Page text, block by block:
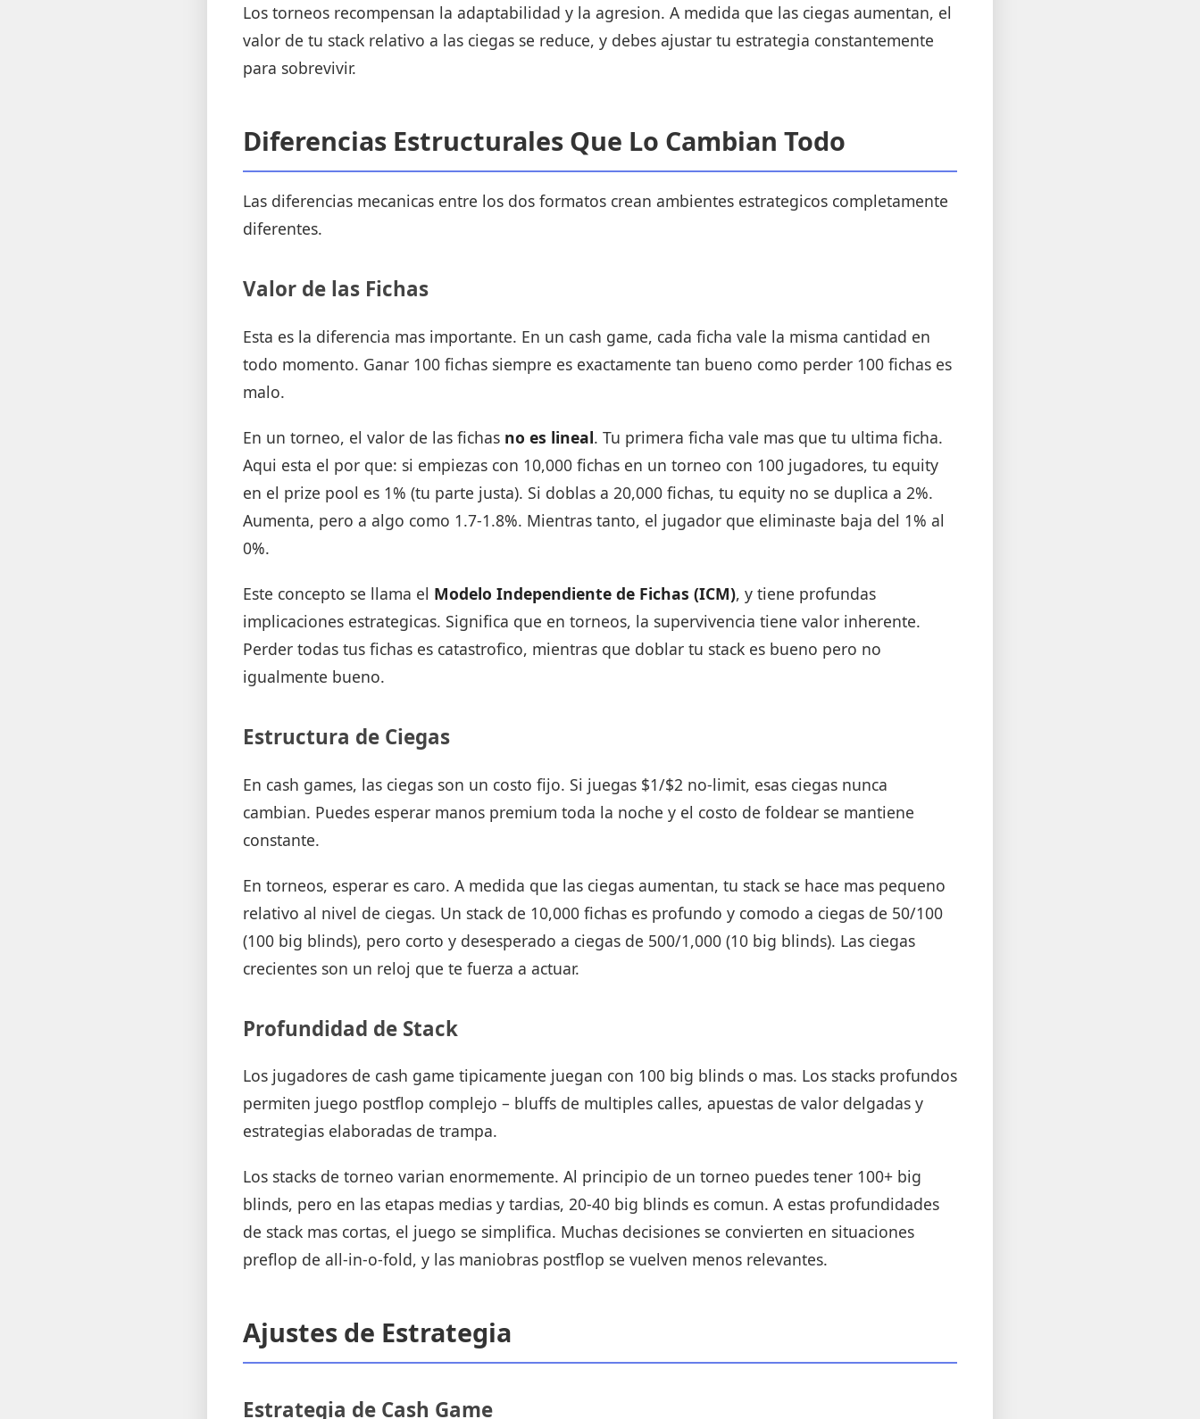
Los torneos recompensan la adaptabilidad y la agresion. A medida que las ciegas aumentan, el
valor de tu stack relativo a las ciegas se reduce, y debes ajustar tu estrategia constantemente
para sobrevivir.
Diferencias Estructurales Que Lo Cambian Todo
Las diferencias mecanicas entre los dos formatos crean ambientes estrategicos completamente
diferentes.
Valor de las Fichas
Esta es la diferencia mas importante. En un cash game, cada ficha vale la misma cantidad en
todo momento. Ganar 100 fichas siempre es exactamente tan bueno como perder 100 fichas es
malo.
En un torneo, el valor de las fichas no es lineal. Tu primera ficha vale mas que tu ultima ficha.
Aqui esta el por que: si empiezas con 10,000 fichas en un torneo con 100 jugadores, tu equity
en el prize pool es 1% (tu parte justa). Si doblas a 20,000 fichas, tu equity no se duplica a 2%.
Aumenta, pero a algo como 1.7-1.8%. Mientras tanto, el jugador que eliminaste baja del 1% al
0%.
Este concepto se llama el Modelo Independiente de Fichas (ICM), y tiene profundas
implicaciones estrategicas. Significa que en torneos, la supervivencia tiene valor inherente.
Perder todas tus fichas es catastrofico, mientras que doblar tu stack es bueno pero no
igualmente bueno.
Estructura de Ciegas
En cash games, las ciegas son un costo fijo. Si juegas $1/$2 no-limit, esas ciegas nunca
cambian. Puedes esperar manos premium toda la noche y el costo de foldear se mantiene
constante.
En torneos, esperar es caro. A medida que las ciegas aumentan, tu stack se hace mas pequeno
relativo al nivel de ciegas. Un stack de 10,000 fichas es profundo y comodo a ciegas de 50/100
(100 big blinds), pero corto y desesperado a ciegas de 500/1,000 (10 big blinds). Las ciegas
crecientes son un reloj que te fuerza a actuar.
Profundidad de Stack
Los jugadores de cash game tipicamente juegan con 100 big blinds o mas. Los stacks profundos
permiten juego postflop complejo – bluffs de multiples calles, apuestas de valor delgadas y
estrategias elaboradas de trampa.
Los stacks de torneo varian enormemente. Al principio de un torneo puedes tener 100+ big
blinds, pero en las etapas medias y tardias, 20-40 big blinds es comun. A estas profundidades
de stack mas cortas, el juego se simplifica. Muchas decisiones se convierten en situaciones
preflop de all-in-o-fold, y las maniobras postflop se vuelven menos relevantes.
Ajustes de Estrategia
Estrategia de Cash Game